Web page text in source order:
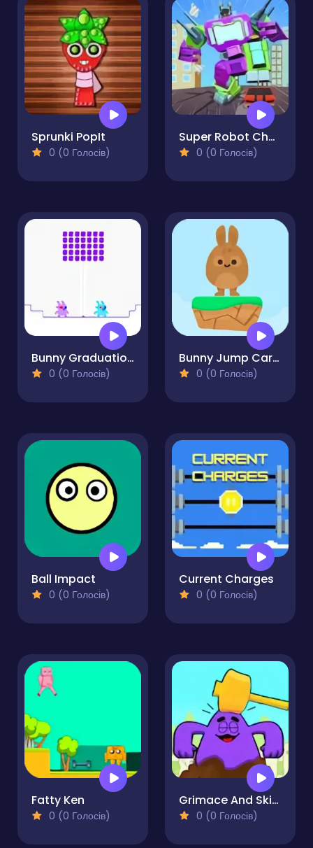
Sprunki PopIt
0 (0 Голосів)
Super Robot Chogokin
0 (0 Голосів)
Bunny Graduation Double
0 (0 Голосів)
Bunny Jump Carrots
0 (0 Голосів)
Ball Impact
0 (0 Голосів)
Current Charges
0 (0 Голосів)
Fatty Ken
0 (0 Голосів)
Grimace And Skibidi Whack A Mole
0 (0 Голосів)